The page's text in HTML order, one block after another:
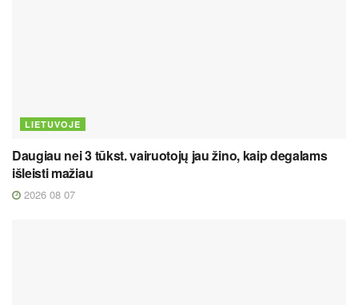
LIETUVOJE
Daugiau nei 3 tūkst. vairuotojų jau žino, kaip degalams
išleisti mažiau
2026 08 07